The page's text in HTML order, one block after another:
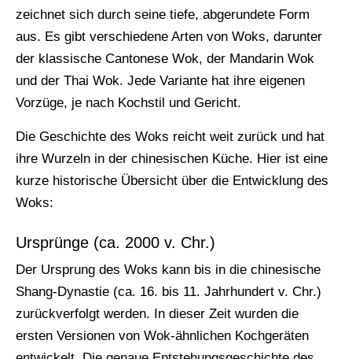
zeichnet sich durch seine tiefe, abgerundete Form
aus. Es gibt verschiedene Arten von Woks, darunter
der klassische Cantonese Wok, der Mandarin Wok
und der Thai Wok. Jede Variante hat ihre eigenen
Vorzüge, je nach Kochstil und Gericht.
Die Geschichte des Woks reicht weit zurück und hat
ihre Wurzeln in der chinesischen Küche. Hier ist eine
kurze historische Übersicht über die Entwicklung des
Woks:
Ursprünge (ca. 2000 v. Chr.)
Der Ursprung des Woks kann bis in die chinesische
Shang-Dynastie (ca. 16. bis 11. Jahrhundert v. Chr.)
zurückverfolgt werden. In dieser Zeit wurden die
ersten Versionen von Wok-ähnlichen Kochgeräten